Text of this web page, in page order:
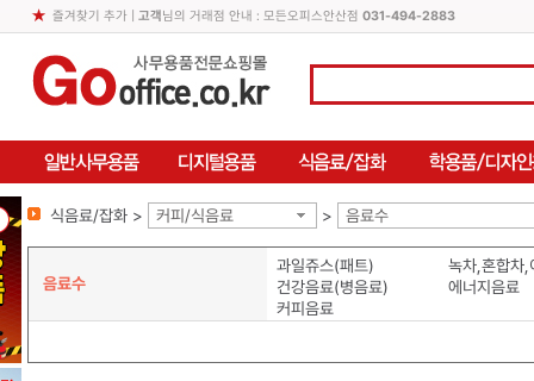
즐겨찾기 추가| 고객님의 거래점 안내 : 모든오피스안산점 031-494-2883
식음료/잡화 > 커피/식음료 > 음료수
음료수
과일쥬스(패트)
녹차,혼합차,
건강음료(병음료)
에너지음료
커피음료